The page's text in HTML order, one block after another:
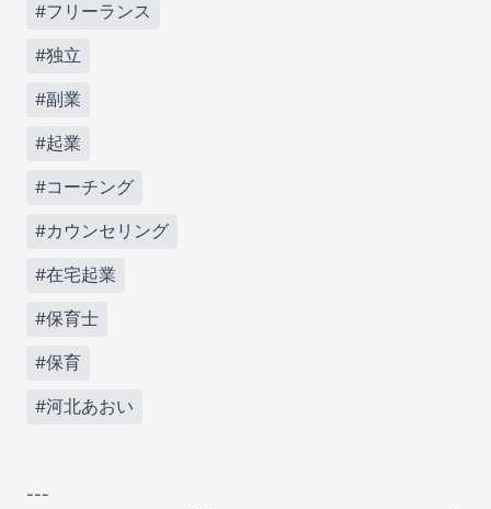
#フリーランス
#独立
#副業
#起業
#コーチング
#カウンセリング
#在宅起業
#保育士
#保育
#河北あおい
---